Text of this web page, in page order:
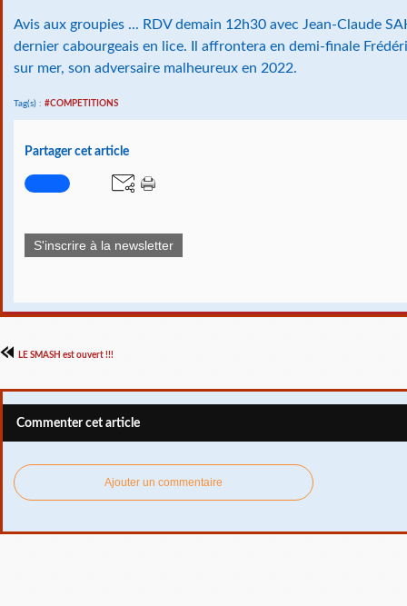
Avis aux groupies ... RDV demain 12h30 avec Jean-Claude
dernier cabourgeais en lice. Il affrontera en demi-finale
sur mer, son adversaire malheureux en 2022.
Tag(s) : #COMPETITIONS
Partager cet article
S'inscrire à la newsletter
LE SMASH est ouvert !!!
Commenter cet article
Ajouter un commentaire